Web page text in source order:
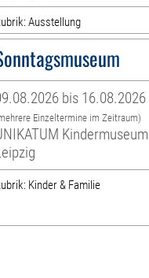
Ausstellung
bis 16.08.2026
Einzeltermine im Zeitraum)
Kindermuseum
Kinder & Familie